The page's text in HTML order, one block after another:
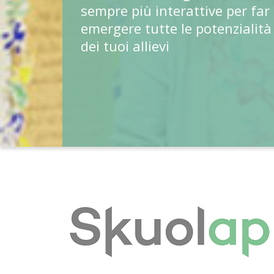
sempre più interattive per far
emergere tutte le potenzialità
dei tuoi allievi